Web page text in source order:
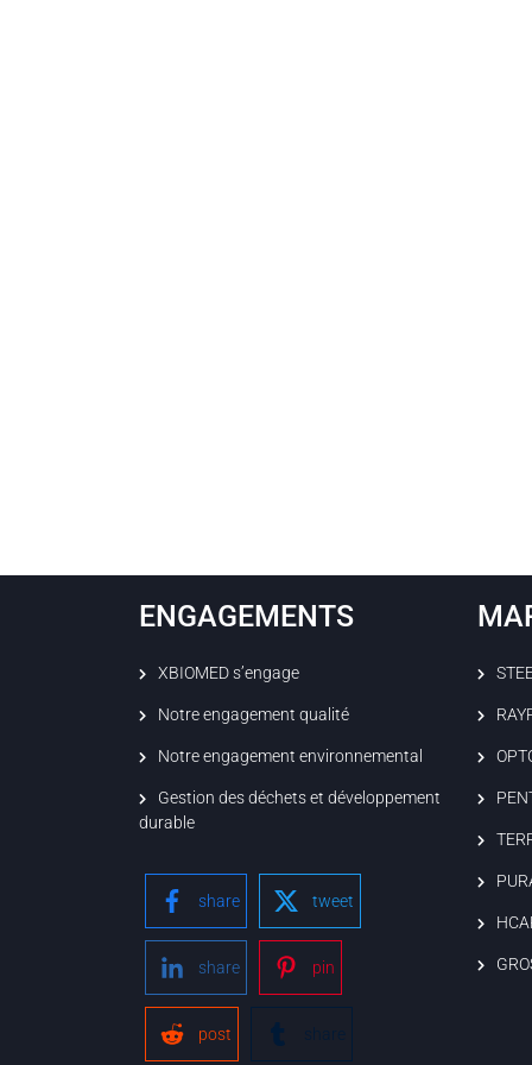
ENGAGEMENTS
XBIOMED s’engage
Notre engagement qualité
Notre engagement environnemental
Gestion des déchets et développement
durable
share tweet
share pin
post share